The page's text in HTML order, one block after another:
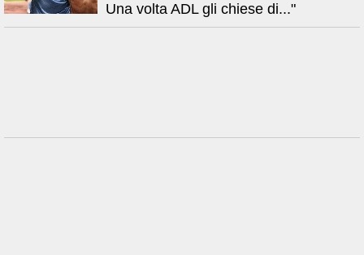
Una volta ADL gli chiese di..."